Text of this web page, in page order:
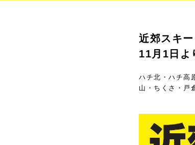
近郊スキ
11月1日よ
ハチ北・ハチ高
山・ちくさ・戸